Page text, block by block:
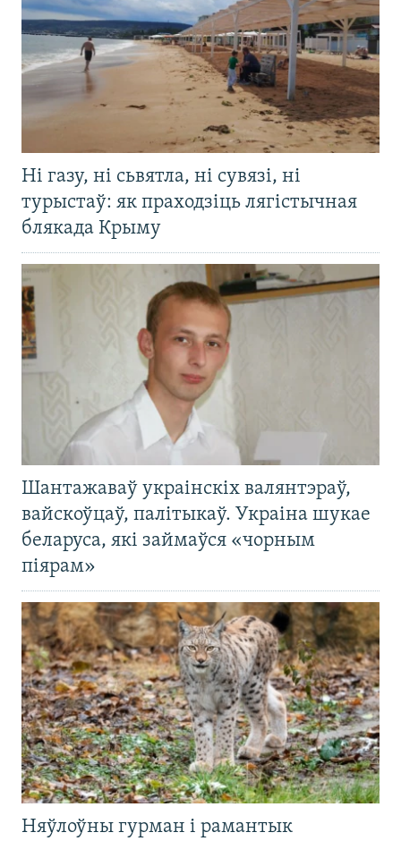
Ні газу, ні сьвятла, ні сувязі, ні
турыстаў: як праходзіць лягістычная
блякада Крыму
Шантажаваў украінскіх валянтэраў,
вайскоўцаў, палітыкаў. Украіна шукае
беларуса, які займаўся «чорным
піярам»
Няўлоўны гурман і рамантык